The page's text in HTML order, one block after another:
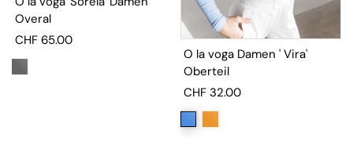
Overal
CHF 65.00
O la voga Damen ' Vira'
Oberteil
CHF 32.00